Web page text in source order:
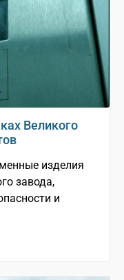
Великого
изделия
завода,
и